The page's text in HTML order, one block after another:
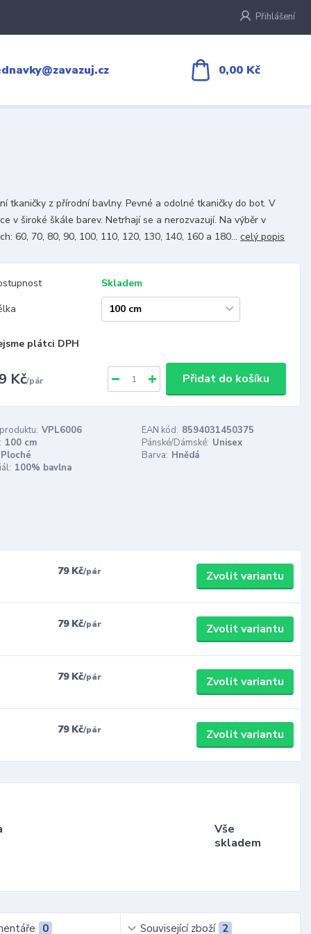
Přihlášení
0,00 Kč
tkaničky z přírodní bavlny. Pevné a odolné tkaničky do bot. V
v široké škále barev. Netrhají se a nerozvazují. Na výběr v
60, 70, 80, 90, 100, 110, 120, 130, 140, 160 a 180...celý popis
Skladem
plátci DPH
Kč/pár Přidat do košíku
VPL6006 EAN kód: 8594031450375
100 cm Pánské/Dámské: Unisex
Ploché
Barva: Hnědá
100% bavlna
79 Kč/pár Zvolit variantu
79 Kč/pár Zvolit variantu
79 Kč/pár Zvolit variantu
79 Kč/pár Zvolit variantu
Vše
skladem
0 Související zboží 2